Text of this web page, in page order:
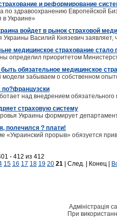
и реформирование
по здравоохранению Европейской
в Украине»
войдет в рынок страховой
Василий Князевич
медицинское страхование стало
определил приоритетом
обязательное медицинское
модели забываем о собственном
по?французски
над внедрением обязательного
страховую систему
Украины формирует
полечился ? плати!
«Украинский прорыв» обязуется
- 412 из 412
15 16 17 18 19 20 21 | След. | Конец |
Адміністрація
При